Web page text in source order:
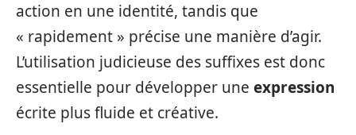
action en une identité, tandis que
« rapidement » précise une manière d’agir.
L’utilisation judicieuse des suffixes est donc
essentielle pour développer une expression
écrite plus fluide et créative.